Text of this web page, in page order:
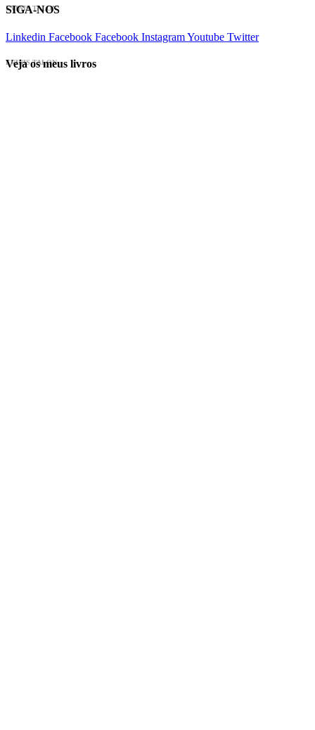
EVINIS TALON
SIGA-NOS
Linkedin Facebook Facebook InstagramYoutube Twitter
EVINIS TALON
Veja os meus livros